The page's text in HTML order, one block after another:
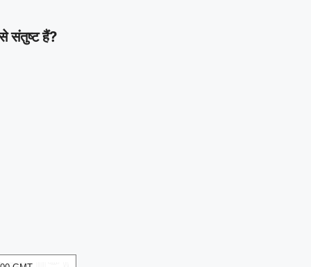
संतुष्ट हैं?